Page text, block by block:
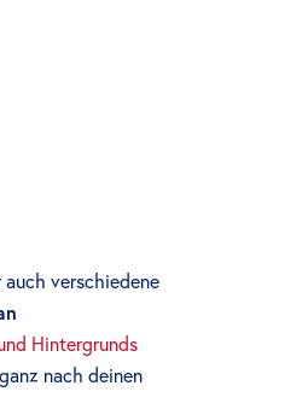
verschiedene
Hintergrunds
nach deinen